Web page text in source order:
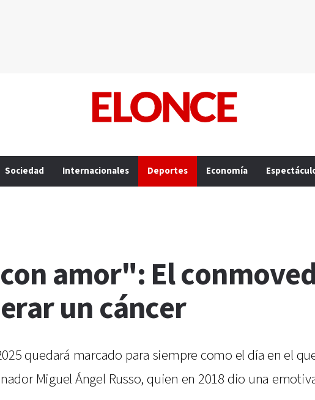
Sociedad Internacionales Deportes Economía
amor": El
un cáncer
quedará marcado para siempre como el día en el
Miguel Ángel Russo, quien en 2018 dio una